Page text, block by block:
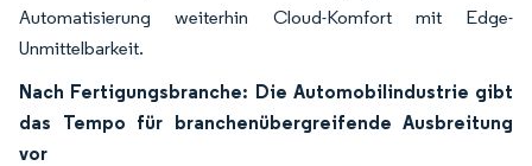
Automatisierung weiterhin Cloud-Komfort mit Edge-
Unmittelbarkeit.
Nach Fertigungsbranche: Die Automobilindustrie gibt
das Tempo für branchenübergreifende Ausbreitung
vor